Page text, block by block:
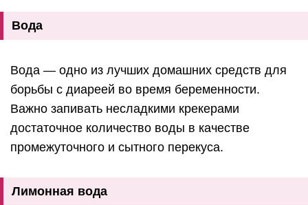
Вода
Вода — одно из лучших домашних средств для
борьбы с диареей во время беременности.
Важно запивать несладкими крекерами
достаточное количество воды в качестве
промежуточного и сытного перекуса.
Лимонная вода